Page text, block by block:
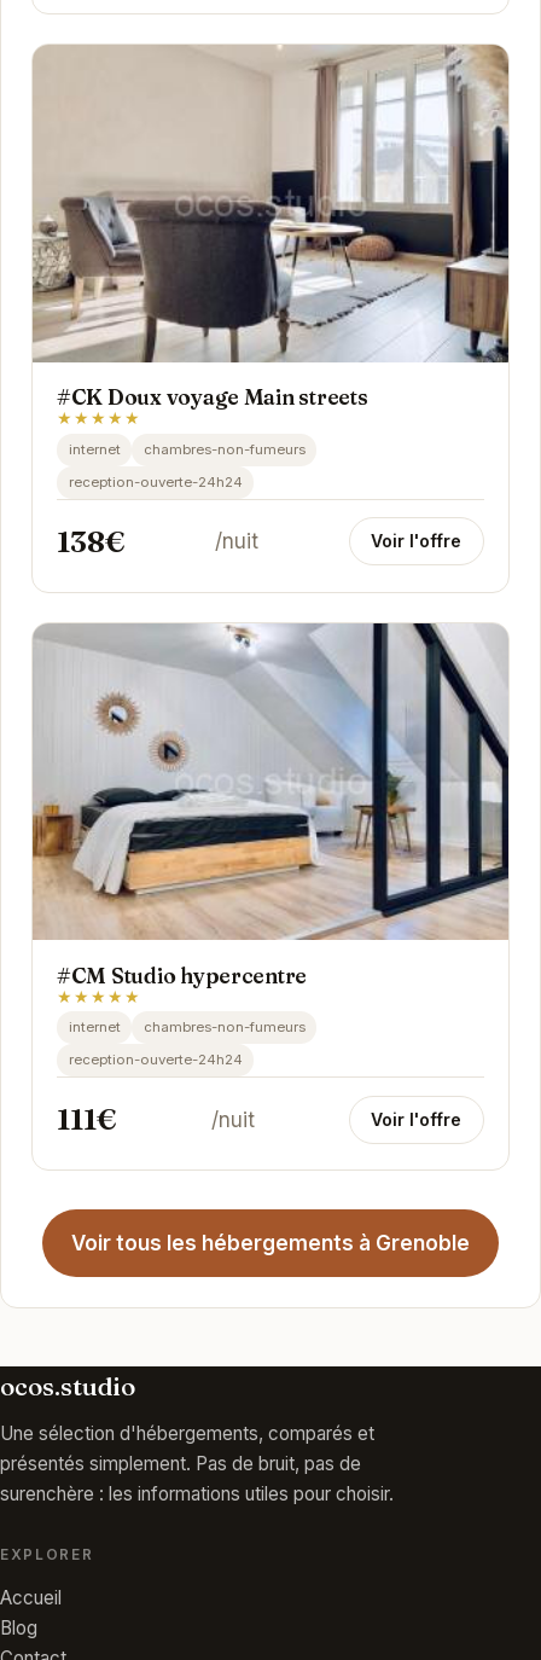
#CK Doux voyage Main streets
★★★★★
internet
chambres-non-fumeurs
reception-ouverte-24h24
138€ /nuit Voir l'offre
#CM Studio hypercentre
★★★★★
internet
chambres-non-fumeurs
reception-ouverte-24h24
111€ /nuit Voir l'offre
Voir tous les hébergements à Grenoble
ocos.studio
Une sélection d'hébergements, comparés et
présentés simplement. Pas de bruit, pas de
surenchère : les informations utiles pour choisir.
EXPLORER
Accueil
Blog